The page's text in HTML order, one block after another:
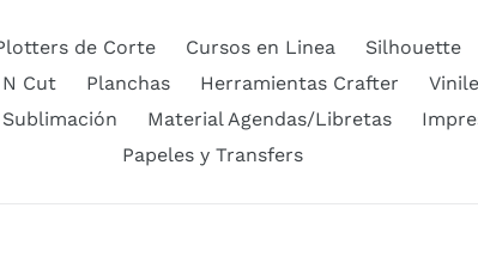
de Corte Cursos en Linea Silhouette
Cut
Planchas Herramientas Crafter
Material Agendas/Libretas
Papeles y Transfers